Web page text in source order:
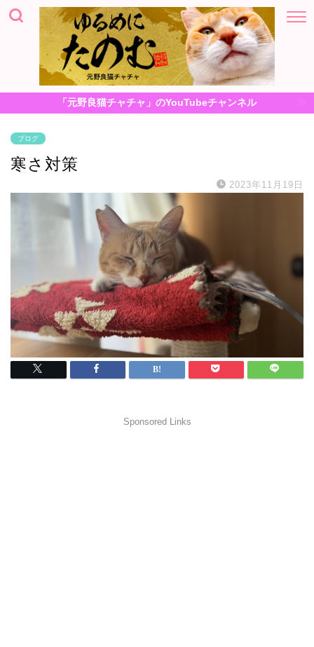
「元野良猫チャチャ」のYouTubeチャンネル
ブログ
寒さ対策
2023年11月19日
Sponsored Links